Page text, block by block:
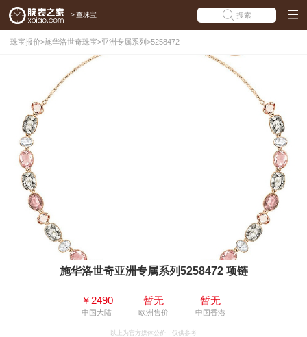
> 查珠宝 搜索
珠宝报价>施华洛世奇珠宝>亚洲专属系列 >5258472
施华洛世奇亚洲专属系列5258472 项链
￥2490
中国大陆
暂无
欧洲售价
暂无
中国香港
以上为官方媒体公价，仅供参考